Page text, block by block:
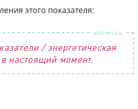
этого показателя:
/ энергетическая
в настоящий момент.